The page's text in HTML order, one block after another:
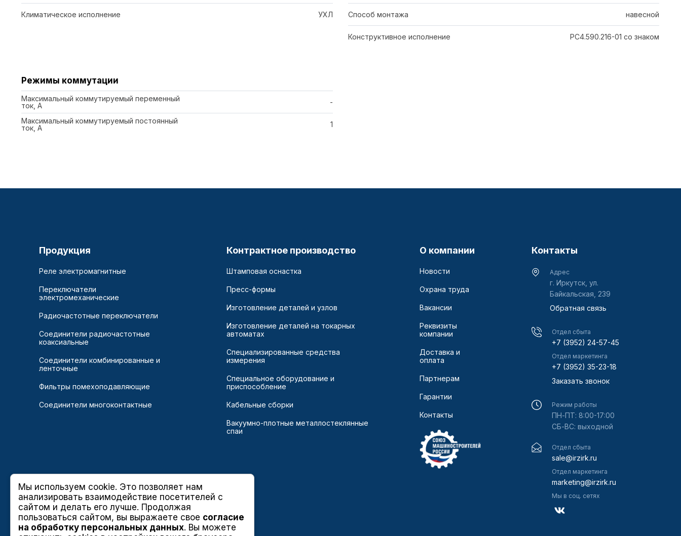
Климатическое исполнение УХЛ Способ монтажа навесной
Конструктивное исполнение РС4.590.216-01 со знаком
Режимы коммутации
Максимальный коммутируемый переменный
ток, А
-
Максимальный коммутируемый постоянный
ток, А
1
Продукция
Реле электромагнитные
Переключатели
электромеханические
Радиочастотные переключатели
Соединители радиочастотные
коаксиальные
Соединители комбинированные и
ленточные
Фильтры помехоподавляющие
Соединители многоконтактные
Контрактное производство
Штамповая оснастка
Пресс-формы
Изготовление деталей и узлов
Изготовление деталей на токарных
автоматах
Специализированные средства
измерения
Специальное оборудование и
приспособление
Кабельные сборки
Вакуумно-плотные металлостеклянные
спаи
О компании
Новости
Охрана труда
Вакансии
Реквизиты
компании
Доставка и
оплата
Партнерам
Гарантии
Контакты
Контакты
Адрес
г. Иркутск, ул.
Байкальская, 239
Обратная связь
Отдел сбыта
+7 (3952) 24-57-45
Отдел маркетинга
+7 (3952) 35-23-18
Заказать звонок
Режим работы
ПН-ПТ: 8:00-17:00
СБ-ВС: выходной
Отдел сбыта
sale@irzirk.ru
Отдел маркетинга
marketing@irzirk.ru
Мы в соц. сетях
Мы используем cookie. Это позволяет нам
анализировать взаимодействие посетителей с
сайтом и делать его лучше. Продолжая
пользоваться сайтом, вы выражаете свое согласие
на обработку персональных данных. Вы можете